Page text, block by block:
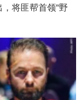
将匪帮首领“野